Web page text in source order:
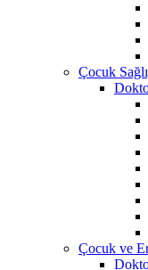
Çocuk
Çocuk ve